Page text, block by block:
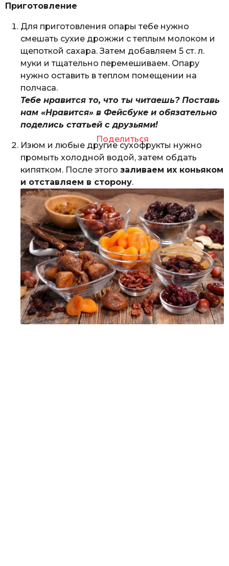
Приготовление
Для приготовления опары тебе нужно
смешать сухие дрожжи с теплым молоком и
щепоткой сахара. Затем добавляем 5 ст. л.
муки и тщательно перемешиваем. Опару
нужно оставить в теплом помещении на
полчаса.
Тебе нравится то, что ты читаешь? Поставь
нам «Нравится» в Фейсбуке и обязательно
поделись статьей с друзьями!
Поделиться
Изюм и любые другие сухофрукты нужно
промыть холодной водой, затем обдать
кипятком. После этого заливаем их коньяком
и отставляем в сторону.